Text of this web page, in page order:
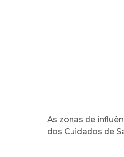
As zonas de
dos Cuidados de